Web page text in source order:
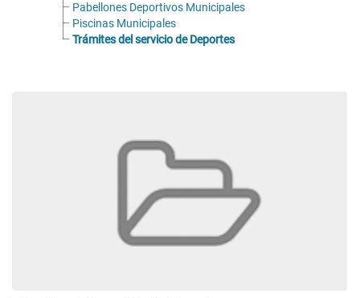
Pabellones Deportivos Municipales
Piscinas Municipales
Trámites del servicio de Deportes